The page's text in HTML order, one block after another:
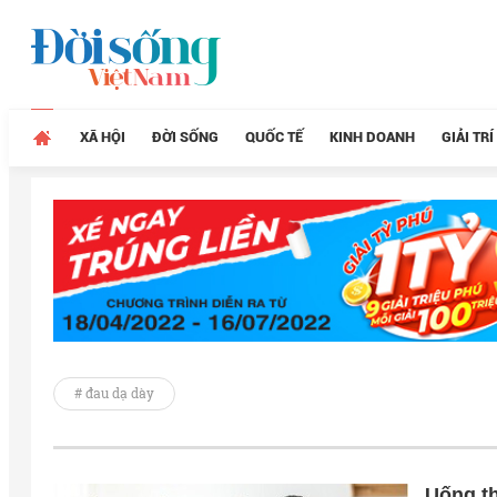
XÃ HỘI ĐỜI SỐNG QUỐC TẾ KINH DOANH GIẢI TRÍ
# đau dạ dày